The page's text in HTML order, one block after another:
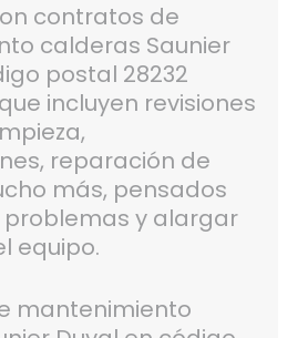
contratos de
calderas Saunier
postal 28232
incluyen revisiones
reparación de
más, pensados
y alargar
equipo.
mantenimiento